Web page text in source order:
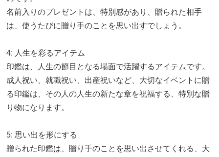
名前入りのプレゼントは、特別感があり、贈られた相手
は、使うたびに贈り手のことを思い出すでしょう。
4: 人生を彩るアイテム
印鑑は、人生の節目となる場面で活躍するアイテムです。
成人祝い、就職祝い、出産祝いなど、大切なイベントに贈
る印鑑は、その人の人生の新たな章を祝福する、特別な贈
り物になります。
5: 思い出を形にする
贈られた印鑑は、贈り手のことを思い出させてくれる、大